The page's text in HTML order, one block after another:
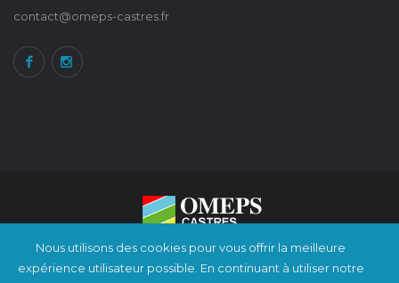
contact@omeps-castres.fr
Copyright © 2022 - OMEPS Castres | Office Municipal d'Education Physique et
Nous utilisons des cookies pour vous offrir la meilleure
expérience utilisateur possible. En continuant à utiliser notre